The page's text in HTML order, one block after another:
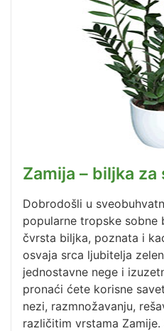
Zamija – biljka za
Dobrodošli u
popularne tropske sobne
čvrsta biljka, poznata i
osvaja srca ljubitelja
jednostavne nege i
pronaći ćete korisne
nezi, razmnožavanju,
različitim vrstama